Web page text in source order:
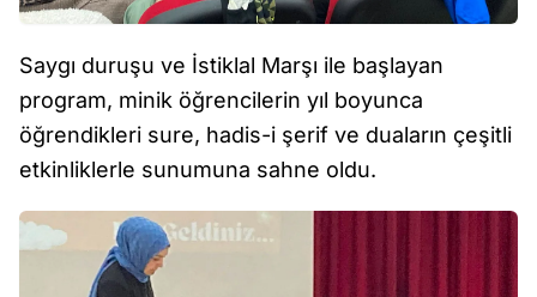
Saygı duruşu ve İstiklal Marşı ile başlayan
program, minik öğrencilerin yıl boyunca
öğrendikleri sure, hadis-i şerif ve duaların çeşitli
etkinliklerle sunumuna sahne oldu.